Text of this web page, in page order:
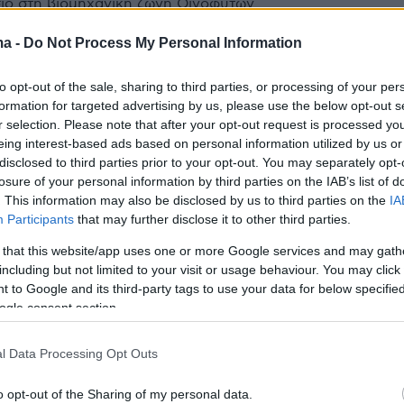
- Do Not Process My Personal Information
opt-out of the sale, sharing to third parties, or processing of your
for targeted advertising by us, please use the below opt-out
selection. Please note that after your opt-out request is processed
interest-based ads based on personal information utilized by us
to third parties prior to your opt-out. You may separately
of your personal information by third parties on the IAB’s list of
This information may also be disclosed by us to third parties on the
Participants that may further disclose it to other third parties.
that this website/app uses one or more Google services and may
but not limited to your visit or usage behaviour. You may
to Google and its third-party tags to use your data for below
consent section.
Data Processing Opt Outs
opt-out of the Sharing of my personal data.
στη βιομηχανική ζώνη Οινοφύτων
εικόνα από τη φωτιά σε
στα Οινόφυτα
να οφείλεται σε ανάφλεξη κάποιου μηχανήματος
στο κενό από ύψος 18
ο επιχειρηματίας από το Βόλο
εν ώρα εργασίας
πλεξιγκλάς αλλά έσπασε από το βάρος», λέει
η οικογένειά του